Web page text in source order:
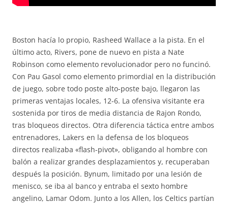
Boston hacía lo propio, Rasheed Wallace a la pista. En el
último acto, Rivers, pone de nuevo en pista a Nate
Robinson como elemento revolucionador pero no funcinó.
Con Pau Gasol como elemento primordial en la distribución
de juego, sobre todo poste alto-poste bajo, llegaron las
primeras ventajas locales, 12-6. La ofensiva visitante era
sostenida por tiros de media distancia de Rajon Rondo,
tras bloqueos directos. Otra diferencia táctica entre ambos
entrenadores, Lakers en la defensa de los bloqueos
directos realizaba «flash-pivot», obligando al hombre con
balón a realizar grandes desplazamientos y, recuperaban
después la posición. Bynum, limitado por una lesión de
menisco, se iba al banco y entraba el sexto hombre
angelino, Lamar Odom. Junto a los Allen, los Celtics partían